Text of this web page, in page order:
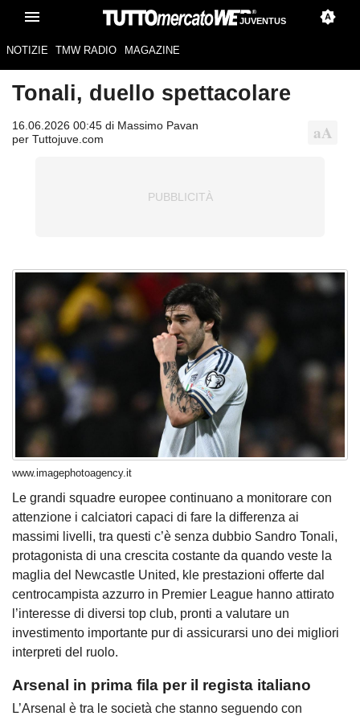
JUVENTUS
NOTIZIE TMW RADIO MAGAZINE
Tonali, duello spettacolare
16.06.2026 00:45 di Massimo Pavan
per Tuttojuve.com
www.imagephotoagency.it
Le grandi squadre europee continuano a monitorare con
attenzione i calciatori capaci di fare la differenza ai
massimi livelli, tra questi c’è senza dubbio Sandro Tonali,
protagonista di una crescita costante da quando veste la
maglia del Newcastle United, kle prestazioni offerte dal
centrocampista azzurro in Premier League hanno attirato
l’interesse di diversi top club, pronti a valutare un
investimento importante pur di assicurarsi uno dei migliori
interpreti del ruolo.
Arsenal in prima fila per il regista italiano
L’Arsenal è tra le società che stanno seguendo con